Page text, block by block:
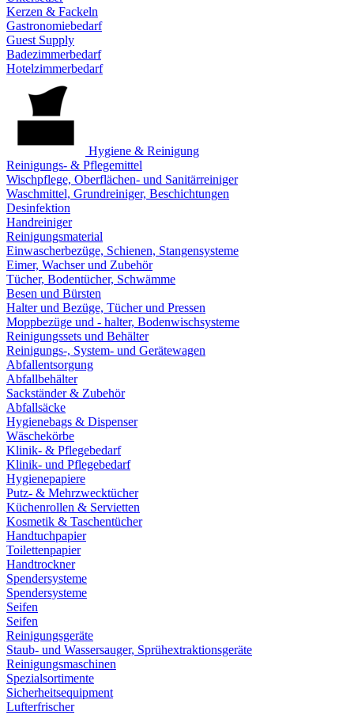
Kerzen & Fackeln
Gastronomiebedarf
Guest Supply
Badezimmerbedarf
Hotelzimmerbedarf
Hygiene & Reinigung
Reinigungs- & Pflegemittel
Wischpflege, Oberflächen- und Sanitärreiniger
Waschmittel, Grundreiniger, Beschichtungen
Desinfektion
Handreiniger
Reinigungsmaterial
Einwascherbezüge, Schienen, Stangensysteme
Eimer, Wachser und Zubehör
Tücher, Bodentücher, Schwämme
Besen und Bürsten
Halter und Bezüge, Tücher und Pressen
Moppbezüge und - halter, Bodenwischsysteme
Reinigungssets und Behälter
Reinigungs-, System- und Gerätewagen
Abfallentsorgung
Abfallbehälter
Sackständer & Zubehör
Abfallsäcke
Hygienebags & Dispenser
Wäschekörbe
Klinik- & Pflegebedarf
Klinik- und Pflegebedarf
Hygienepapiere
Putz- & Mehrzwecktücher
Küchenrollen & Servietten
Kosmetik & Taschentücher
Handtuchpapier
Toilettenpapier
Handtrockner
Spendersysteme
Spendersysteme
Seifen
Seifen
Reinigungsgeräte
Staub- und Wassersauger, Sprühextraktionsgeräte
Reinigungsmaschinen
Spezialsortimente
Sicherheitsequipment
Lufterfrischer